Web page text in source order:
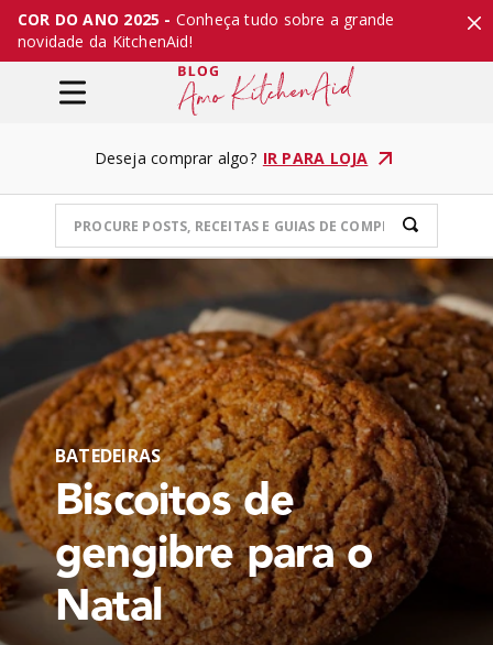
COR DO ANO 2025 - Conheça tudo sobre a grande
novidade da KitchenAid!
Deseja comprar algo? IR PARA LOJA
BATEDEIRAS
Biscoitos de
gengibre para o
Natal